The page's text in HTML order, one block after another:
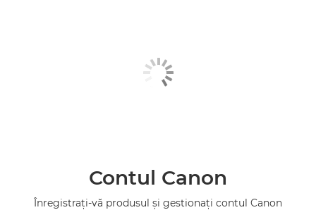
Contul Canon
Înregistraţi-vă produsul şi gestionaţi contul Canon